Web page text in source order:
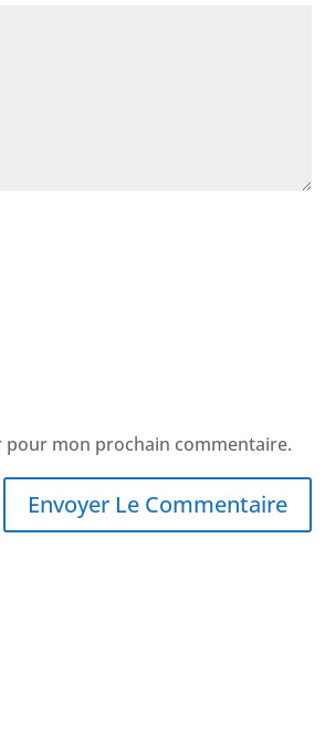
pour mon prochain commentaire.